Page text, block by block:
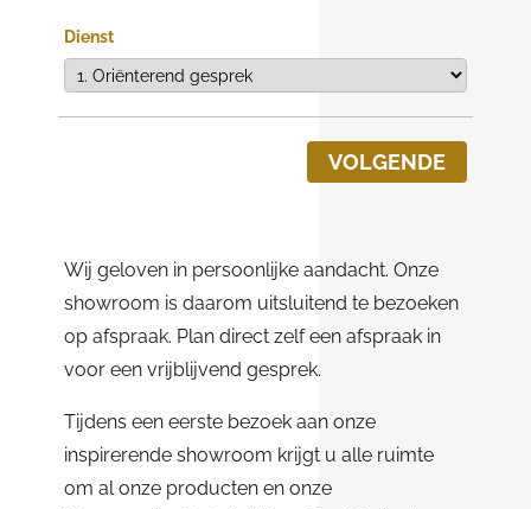
Dienst
VOLGENDE
Wij geloven in persoonlijke aandacht. Onze
showroom is daarom uitsluitend te bezoeken
op afspraak. Plan direct zelf een afspraak in
voor een vrijblijvend gesprek.
Tijdens een eerste bezoek aan onze
inspirerende showroom krijgt u alle ruimte
om al onze producten en onze